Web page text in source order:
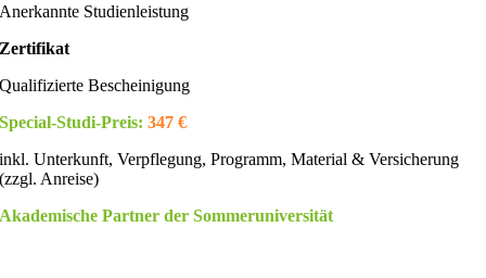
Anerkannte Studienleistung
Zertifikat
Qualifizierte Bescheinigung
Special-Studi-Preis: 347 €
inkl. Unterkunft, Verpflegung, Programm, Material & Versicherung
(zzgl. Anreise)
Akademische Partner der Sommeruniversität